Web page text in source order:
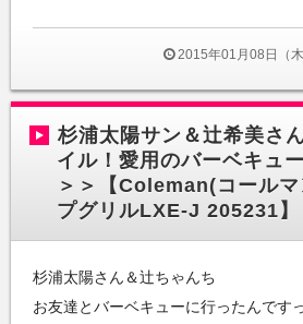
2015年01月08日（木
杉浦太陽サン＆辻希美さ
イル！愛用のバーベキュ
＞＞【Coleman(コール
プグリルLXE-J 205231】
杉浦太陽さん＆辻ちゃんち
お友達とバーベキューに行ったんです